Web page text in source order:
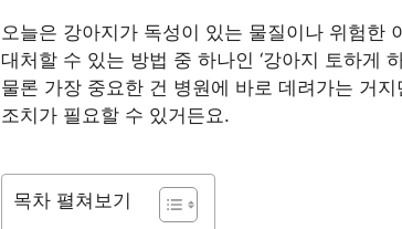
오늘은 강아지가 독성이 있는 물질이나 위험한
대처할 수 있는 방법 중 하나인 ‘강아지 토하게
물론 가장 중요한 건 병원에 바로 데려가는 거
조치가 필요할 수 있거든요.
목차 펼쳐보기